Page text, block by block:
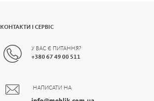
КОНТАКТИ І СЕРВІС
У ВАС Є ПИТАННЯ?
+380 67 49 00 511
НАПИСАТИ НА